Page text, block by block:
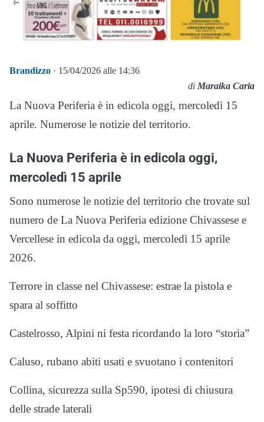
Brandizzo · 15/04/2026 alle 14:36
di Maraika Caria
La Nuova Periferia è in edicola oggi, mercoledì 15
aprile. Numerose le notizie del territorio.
La Nuova Periferia è in edicola oggi,
mercoledì 15 aprile
Sono numerose le notizie del territorio che trovate sul
numero de La Nuova Periferia edizione Chivassese e
Vercellese in edicola da oggi, mercoledì 15 aprile
2026.
Terrore in classe nel Chivassese: estrae la pistola e
spara al soffitto
Castelrosso, Alpini ni festa ricordando la loro “storia”
Caluso, rubano abiti usati e svuotano i contenitori
Collina, sicurezza sulla Sp590, ipotesi di chiusura
delle strade laterali